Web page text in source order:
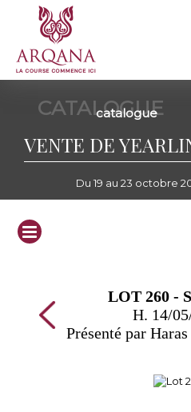
CATALOGUE
catalogue
VENTE DE
Du 19 au 23 octobre
LOT 260 -
H. 14/
Présenté par